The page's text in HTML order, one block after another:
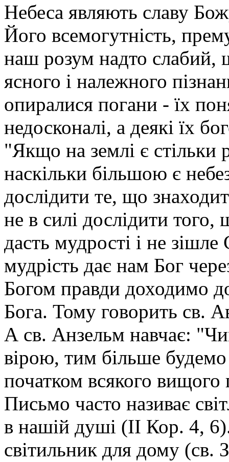
Небеса являють славу
Його всемогутність,
наш розум надто слабий,
ясного і належного
опиралися погани - їх
недосконалі, а деякі їх
"Якщо на землі є стільки
наскільки більшою є
дослідити те, що
не в силі дослідити
дасть мудрості і не
мудрість дає нам Бог
Богом правди доходимо
Бога. Тому говорить св.
А св. Анзельм навчає:
вірою, тим більше
початком всякого вищого
Письмо часто називає
в нашій душі (II Кор. 4,
світильник для дому (св.